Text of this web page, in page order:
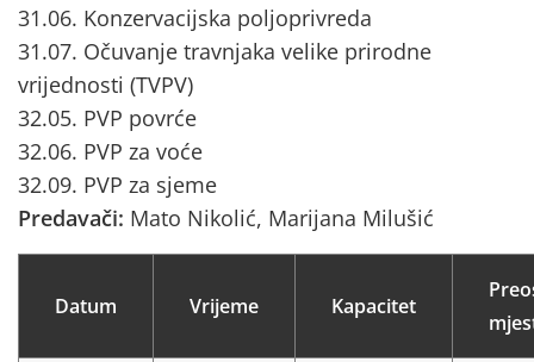
31.06. Konzervacijska poljoprivreda
31.07. Očuvanje travnjaka velike prirodne
vrijednosti (TVPV)
32.05. PVP povrće
32.06. PVP za voće
32.09. PVP za sjeme
Predavači: Mato Nikolić, Marijana Milušić
Datum Vrijeme Kapacitet